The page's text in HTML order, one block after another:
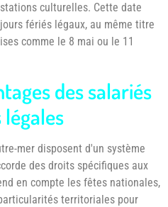
culturelles. Cette date
fériés légaux, au même titre
comme le 8 mai ou le 11
des salariés
mer disposent d'un système
des droits spécifiques aux
en compte les fêtes nationales,
territoriales pour